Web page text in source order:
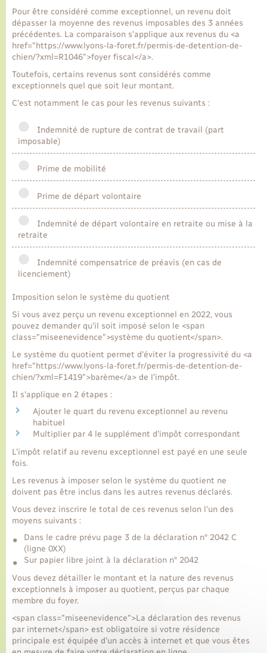
Pour être considéré comme exceptionnel, un revenu doit
dépasser la moyenne des revenus imposables des 3 années
précédentes. La comparaison s'applique aux revenus du <a
href="https://www.lyons-la-foret.fr/permis-de-detention-de-
chien/?xml=R1046">foyer fiscal</a>.
Toutefois, certains revenus sont considérés comme
exceptionnels quel que soit leur montant.
C'est notamment le cas pour les revenus suivants :
Indemnité de rupture de contrat de travail (part
imposable)
Prime de mobilité
Prime de départ volontaire
Indemnité de départ volontaire en retraite ou mise à la
retraite
Indemnité compensatrice de préavis (en cas de
licenciement)
Imposition selon le système du quotient
Si vous avez perçu un revenu exceptionnel en 2022, vous
pouvez demander qu'il soit imposé selon le <span
class="miseenevidence">système du quotient</span>.
Le système du quotient permet d'éviter la progressivité du <a
href="https://www.lyons-la-foret.fr/permis-de-detention-de-
chien/?xml=F1419">barème</a> de l'impôt.
Il s'applique en 2 étapes :
Ajouter le quart du revenu exceptionnel au revenu
habituel
Multiplier par 4 le supplément d'impôt correspondant
L'impôt relatif au revenu exceptionnel est payé en une seule
fois.
Les revenus à imposer selon le système du quotient ne
doivent pas être inclus dans les autres revenus déclarés.
Vous devez inscrire le total de ces revenus selon l'un des
moyens suivants :
Dans le cadre prévu page 3 de la déclaration n° 2042 C
(ligne 0XX)
Sur papier libre joint à la déclaration n° 2042
Vous devez détailler le montant et la nature des revenus
exceptionnels à imposer au quotient, perçus par chaque
membre du foyer.
<span class="miseenevidence">La déclaration des revenus
par internet</span> est obligatoire si votre résidence
principale est équipée d'un accès à internet et que vous êtes